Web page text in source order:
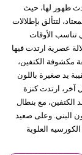
ظهور لها، حيث
لتتألق بإطلالات
تناسب الأوقات
عصرية ارتدت فيها
مكشوفة الكتفين،
يد صغيرة باللون
آخر، ارتدت كنزة
الكتفين، مع بنطال
البني. وعلى صعيد
العلوية